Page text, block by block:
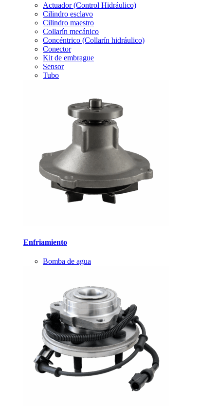
Actuador (Control Hidráulico)
Cilindro esclavo
Cilindro maestro
Collarín mecánico
Concéntrico (Collarín hidráulico)
Conector
Kit de embrague
Sensor
Tubo
Enfriamiento
Bomba de agua